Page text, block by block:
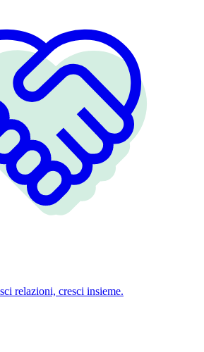
relazioni, cresci insieme.